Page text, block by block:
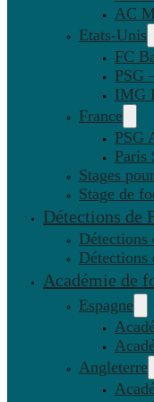
AC
Etats-Unis
FC
PSG
IMG
France
PSG
Paris
Stages
Stage de
Détections de
Détections
Détections
Académie de
Espagne
Angleterre